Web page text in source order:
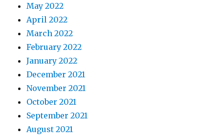
May 2022
April 2022
March 2022
February 2022
January 2022
December 2021
November 2021
October 2021
September 2021
August 2021